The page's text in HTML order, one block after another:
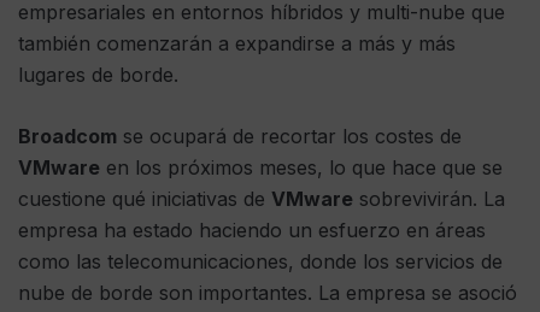
empresariales en entornos híbridos y multi-nube que
también comenzarán a expandirse a más y más
lugares de borde.
Broadcom se ocupará de recortar los costes de
VMware en los próximos meses, lo que hace que se
cuestione qué iniciativas de VMware sobrevivirán. La
empresa ha estado haciendo un esfuerzo en áreas
como las telecomunicaciones, donde los servicios de
nube de borde son importantes. La empresa se asoció